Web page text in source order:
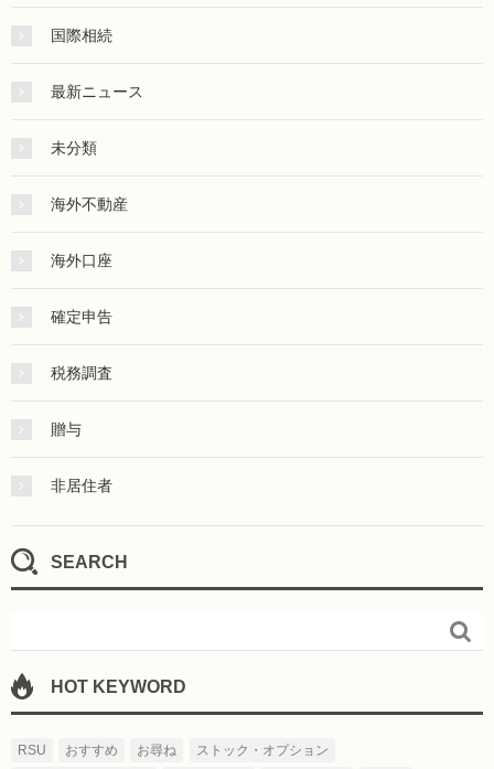
国際相続
最新ニュース
未分類
海外不動産
海外口座
確定申告
税務調査
贈与
非居住者
SEARCH

HOT KEYWORD
RSU おすすめ お尋ね
ストック・オプション